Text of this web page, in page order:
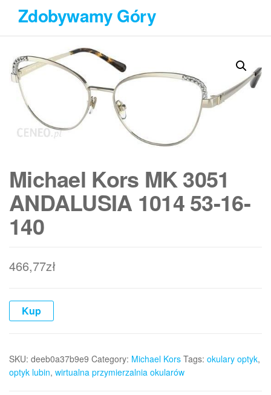
Przejdź
treści
Zdobywamy Góry
Michael Kors MK 3051
ANDALUSIA 1014 53-16-
140
466,77zł
Kup
SKU: deeb0a37b9e9 Category: Michael Kors Tags: okulary optyk,
optyk lubin, wirtualna przymierzalnia okularów